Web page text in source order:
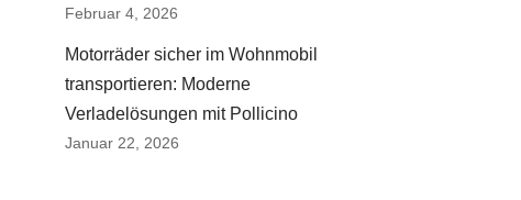
Februar 4, 2026
Motorräder sicher im Wohnmobil
transportieren: Moderne
Verladelösungen mit Pollicino
Januar 22, 2026